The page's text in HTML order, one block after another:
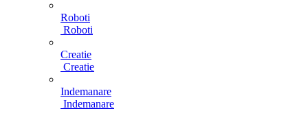
Roboti
Roboti
Creatie
Creatie
Indemanare
Indemanare